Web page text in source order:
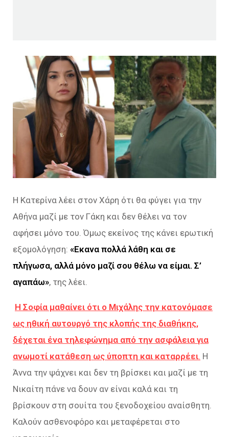
Η Κατερίνα λέει στον Χάρη ότι θα φύγει για την
Αθήνα μαζί με τον Γάκη και δεν θέλει να τον
αφήσει μόνο του. Όμως εκείνος της κάνει ερωτική
εξομολόγηση: «Εκανα πολλά λάθη και σε
πλήγωσα, αλλά μόνο μαζί σου θέλω να είμαι. Σ’
αγαπάω», της λέει.
Η Σοφία μαθαίνει ότι ο Μιχάλης την κατονόμασε
ως ηθική αυτουργό της κλοπής της διαθήκης,
δέχεται ένα τηλεφώνημα από την ασφάλεια για
ανωμοτί κατάθεση ως ύποπτη και καταρρέει. Η
Άννα την ψάχνει και δεν τη βρίσκει και μαζί με τη
Νικαίτη πάνε να δουν αν είναι καλά και τη
βρίσκουν στη σουίτα του ξενοδοχείου αναίσθητη.
Καλούν ασθενοφόρο και μεταφέρεται στο